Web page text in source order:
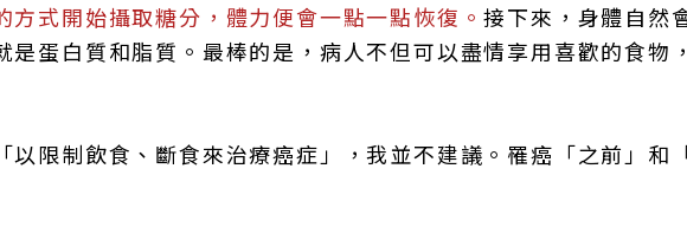
方式開始攝取糖分，體力便會一點一點恢復。接下來，身體自然
是蛋白質和脂質。最棒的是，病人不但可以盡情享用喜歡的食物
以限制飲食、斷食來治療癌症」，我並不建議。罹癌「之前」和